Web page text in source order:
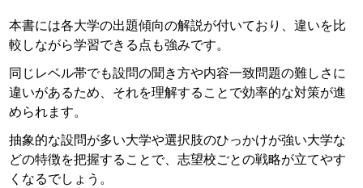
本書には各大学の出題傾向の解説が付いており、違いを比
較しながら学習できる点も強みです。
同じレベル帯でも設問の聞き方や内容一致問題の難しさに
違いがあるため、それを理解することで効率的な対策が進
められます。
抽象的な設問が多い大学や選択肢のひっかけが強い大学な
どの特徴を把握することで、志望校ごとの戦略が立てやす
くなるでしょう。